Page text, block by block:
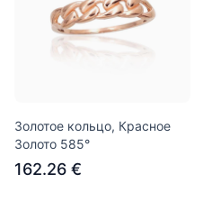
Золотое кольцо, Красное
Золото 585°
162.26 €